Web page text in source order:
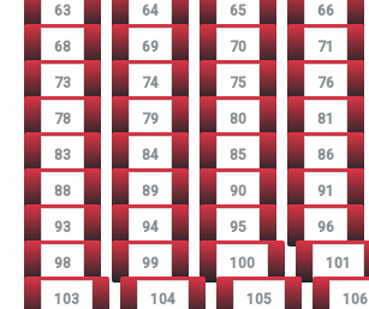
63 64 65 66
68 69 70 71
73 74 75 76
78 79 80 81
83 84 85 86
88 89 90 91
93 94 95 96
98 99 100 101
103 104 105 106